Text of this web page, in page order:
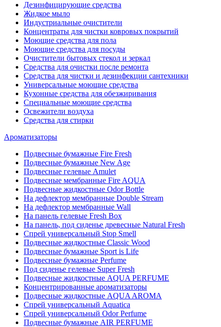
Дезинфицирующие средства
Жидкое мыло
Индустриальные очистители
Концентраты для чистки ковровых покрытий
Моющие средства для пола
Моющие средства для посуды
Очистители бытовых стекол и зеркал
Средства для очистки после ремонта
Средства для чистки и дезинфекции сантехники
Универсальные моющие средства
Кухонные средства для обезжиривания
Специальные моющие средства
Освежители воздуха
Средства для стирки
Ароматизаторы
Подвесные бумажные Fire Fresh
Подвесные бумажные New Age
Подвесные гелевые Amulet
Подвесные мембранные Fire AQUA
Подвесные жидкостные Odor Bottle
На дефлектор мембранные Double Stream
На дефлектор мембранные Wall
На панель гелевые Fresh Box
На панель, под сиденье древесные Natural Fresh
Спрей универсальный Stop Smell
Подвесные жидкостные Classic Wood
Подвесные бумажные Sport is Life
Подвесные бумажные Perfume
Под сиденье гелевые Super Fresh
Подвесные жидкостные AQUA PERFUME
Концентрированные ароматизаторы
Подвесные жидкостные AQUA AROMA
Спрей универсальный Aquatica
Спрей универсальный Odor Perfume
Подвесные бумажные AIR PERFUME